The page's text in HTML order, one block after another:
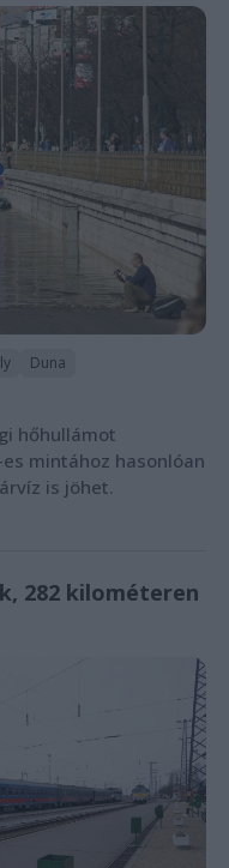
Duna
hőhullámot
mintához hasonlóan
is jöhet.
282 kilométeren